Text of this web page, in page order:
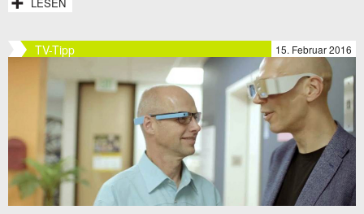
LESEN
TV-Tipp 15. Februar 2016